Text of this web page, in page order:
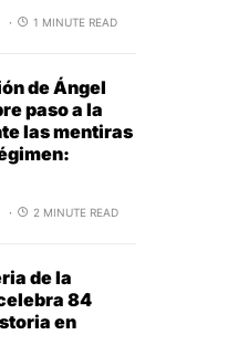
1 MINUTE READ
de Ángel
paso a la
las mentiras
2 MINUTE READ
de la
84
en